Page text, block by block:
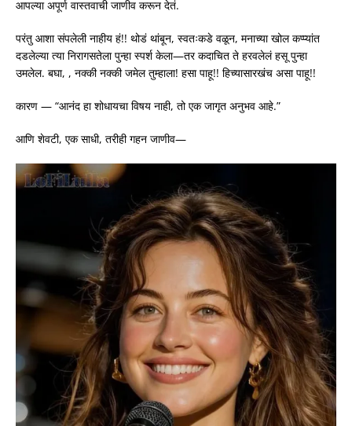
आपल्या अपूर्ण वास्तवाची जाणीव करून देतं.
परंतु आशा संपलेली नाहीय हं!! थोडं थांबून, स्वतःकडे वळून, मनाच्या खोल कप्प्यांत
दडलेल्या त्या निरागसतेला पुन्हा स्पर्श केला—तर कदाचित ते हरवलेलं हसू पुन्हा
उमलेल. बघा, , नक्की नक्की जमेल तुम्हाला! हसा पाहू!! हिच्यासारखंच असा पाहू!!
कारण — “आनंद हा शोधायचा विषय नाही, तो एक जागृत अनुभव आहे.”
आणि शेवटी, एक साधी, तरीही गहन जाणीव—